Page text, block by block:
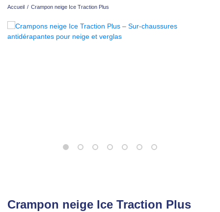
Accueil / Crampon neige Ice Traction Plus
Crampon neige Ice Traction Plus